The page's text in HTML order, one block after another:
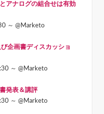
アナログの組合せは有効
～ @Marketo
企画書ディスカッショ
～ @Marketo
発表＆講評
～ @Marketo